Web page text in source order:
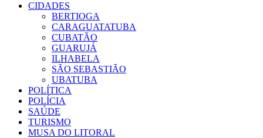
CIDADES
BERTIOGA
CARAGUATATUBA
CUBATÃO
GUARUJÁ
ILHABELA
SÃO SEBASTIÃO
UBATUBA
POLÍTICA
POLÍCIA
SAÚDE
TURISMO
MUSA DO LITORAL